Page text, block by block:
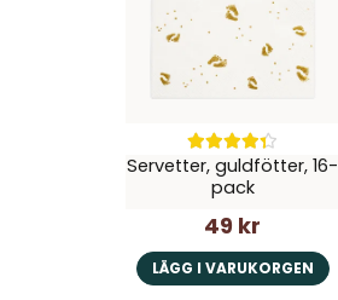
Servetter, guldfötter, 16-
pack
49 kr
LÄGG I VARUKORGEN